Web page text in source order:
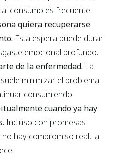
consumo es frecuente.
quiera recuperarse
Esta espera puede durar
emocional profundo.
de la enfermedad. La
minimizar el problema
consumiendo.
cuando ya hay
Incluso con promesas
hay compromiso real, la